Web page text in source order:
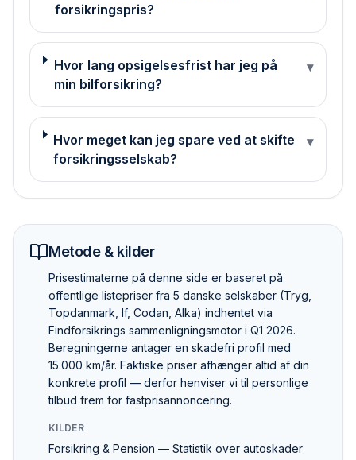
forsikringspris?
Hvor lang opsigelsesfrist har jeg på
min bilforsikring?
▾
Hvor meget kan jeg spare ved at skifte
forsikringsselskab?
▾
Metode & kilder
Pris­estimaterne på denne side er baseret på
offentlige listepriser fra 5 danske selskaber (Tryg,
Topdanmark, If, Codan, Alka) indhentet via
Findforsikrings sammenlignings­motor i Q1 2026.
Beregningerne antager en skadefri profil med
15.000 km/år. Faktiske priser afhænger altid af din
konkrete profil — derfor henviser vi til personlige
tilbud frem for fastpris­annoncering.
KILDER
Forsikring & Pension — Statistik over autoskader